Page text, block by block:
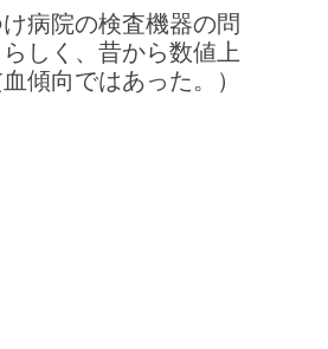
け病院の検査機器の問
しく、昔から数値上
傾向ではあった。）